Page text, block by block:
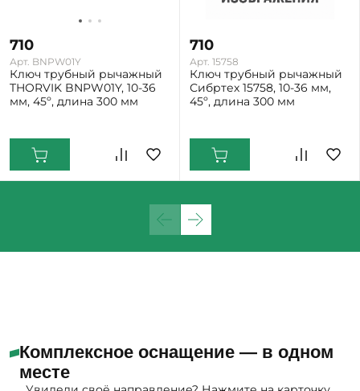
710
Арт. BNPW01Y
Ключ трубный рычажный
THORVIK BNPW01Y, 10-36
мм, 45º, длина 300 мм
710
Арт. 15758
Ключ трубный рычажный
Сибртех 15758, 10-36 мм,
45º, длина 300 мм
Комплексное оснащение — в одном
месте